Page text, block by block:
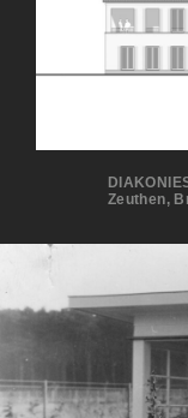
Zeuthen,